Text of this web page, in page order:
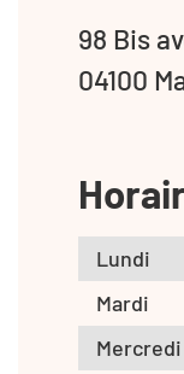
98 Bis
04100
Lundi
Mardi
Mercredi